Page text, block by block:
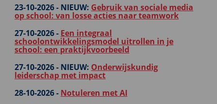
23-10-2026 - NIEUW: Gebruik van sociale media
op school: van losse acties naar teamwork
27-10-2026 - Een integraal
schoolontwikkelingsmodel uitrollen in je
school: een praktijkvoorbeeld
27-10-2026 - NIEUW: Onderwijskundig
leiderschap met impact
28-10-2026 - Notuleren met AI